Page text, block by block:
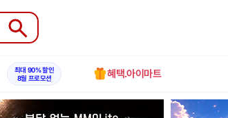
Submit
최대 90% 할인
8월 프로모션
혜택.아이마트